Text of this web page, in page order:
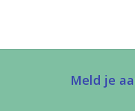
Meld je